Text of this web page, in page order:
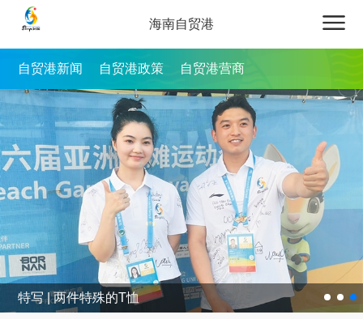
海南自贸港
自贸港新闻 自贸港政策 自贸港营商
特写 | 两件特殊的T恤